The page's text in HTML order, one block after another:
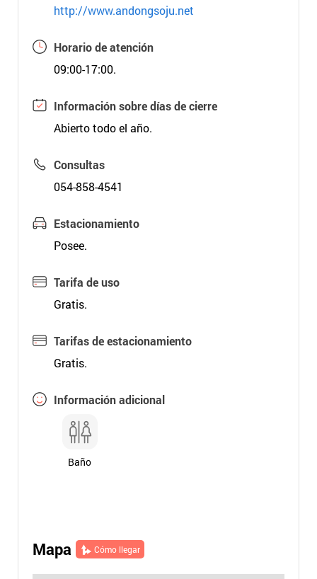
http://www.andongsoju.net
Horario de atención
09:00-17:00.
Información sobre días de cierre
Abierto todo el año.
Consultas
054-858-4541
Estacionamiento
Posee.
Tarifa de uso
Gratis.
Tarifas de estacionamiento
Gratis.
Información adicional
Baño
Mapa Cómo llegar